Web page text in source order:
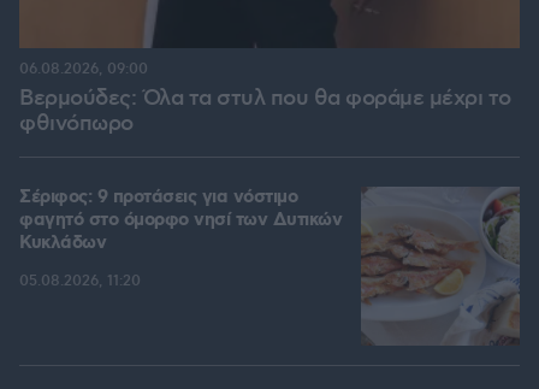
Βερμούδες: Όλα τα στυλ που θα φοράμε μέχρι το
φθινόπωρο
06.08.2026, 09:00
Σέριφος: 9 προτάσεις για νόστιμο
φαγητό στο όμορφο νησί των Δυτικών
Κυκλάδων
05.08.2026, 11:20